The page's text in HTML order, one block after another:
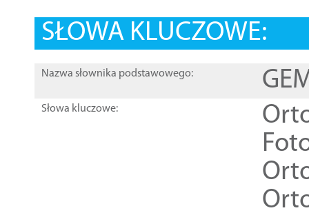
SŁOWA KLUCZOWE:
Nazwa słownika podstawowego:
Słowa kluczowe: